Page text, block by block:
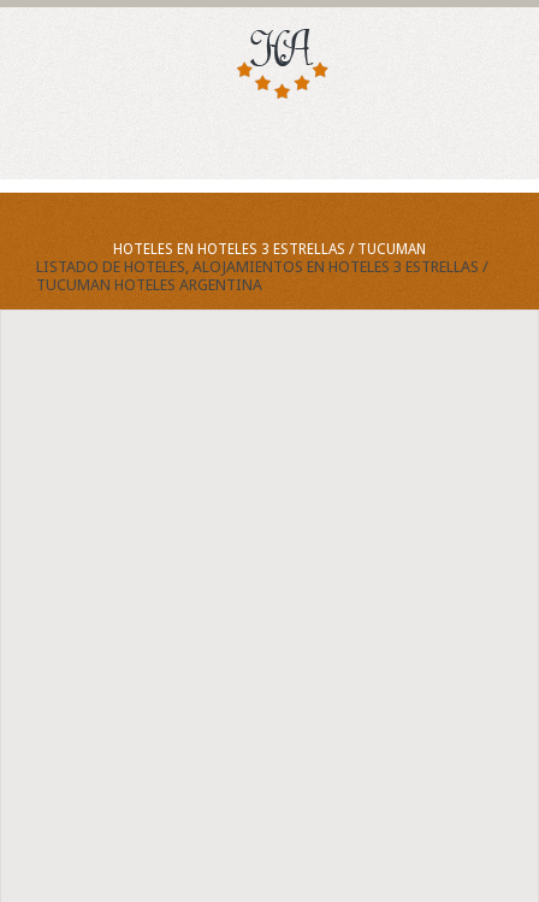
HOTELES EN HOTELES 3 ESTRELLAS / TUCUMAN
LISTADO DE HOTELES, ALOJAMIENTOS EN HOTELES 3 ESTRELLAS /
TUCUMAN HOTELES ARGENTINA